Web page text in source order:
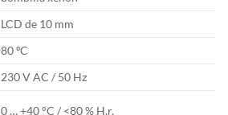
LCD de 10 mm
80 ºC
230 V AC / 50 Hz
0 … +40 °C / <80 % H.r.